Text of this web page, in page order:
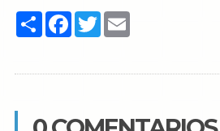
Share Facebook
TwitterEmail